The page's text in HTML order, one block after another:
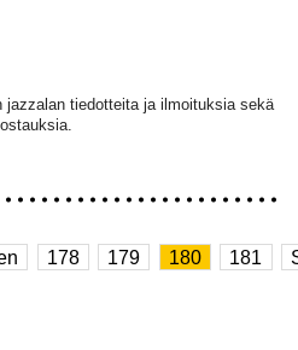
tiedotteita ja ilmoituksia sekä
178 179 180 181